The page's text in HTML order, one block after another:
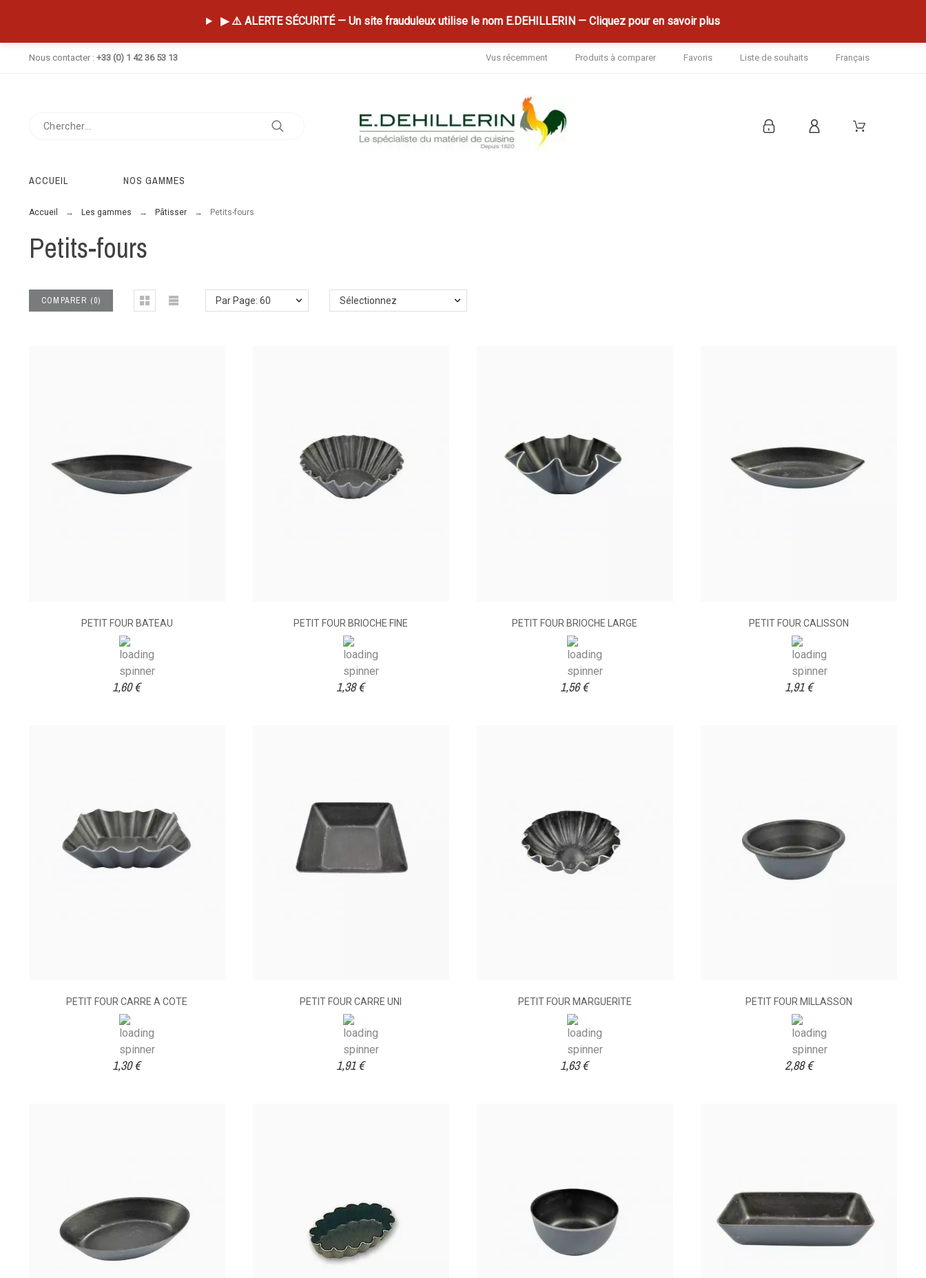
▶ ⚠️ ALERTE SÉCURITÉ — Un site frauduleux utilise le nom E.DEHILLERIN — Cliquez pour en savoir plus
Nous contacter : +33 (0) 1 42 36 53 13 Vus récemment Produits à comparer Favoris Liste de souhaits Français
ACCUEIL NOS GAMMES
Accueil Les gammes Pâtisser Petits-fours
Petits-fours
COMPARER (0) Par Page: 60 Sélectionnez
PETIT FOUR BATEAU
1,60 €
PETIT FOUR BRIOCHE FINE
1,38 €
PETIT FOUR BRIOCHE LARGE
1,56 €
PETIT FOUR CALISSON
1,91 €
PETIT FOUR CARRE A COTE
1,30 €
PETIT FOUR CARRE UNI
1,91 €
PETIT FOUR MARGUERITE
1,63 €
PETIT FOUR MILLASSON
2,88 €